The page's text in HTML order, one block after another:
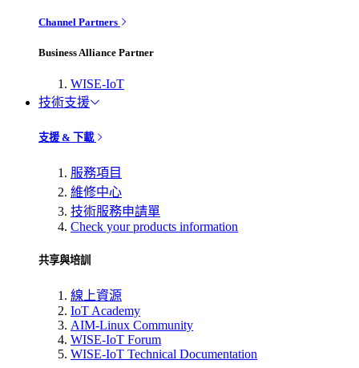
Channel Partners
Business Alliance Partner
WISE-IoT
技術支援
支援 & 下載
服務項目
維修中心
技術服務申請單
Check your products information
共享與培訓
線上資源
IoT Academy
AIM-Linux Community
WISE-IoT Forum
WISE-IoT Technical Documentation